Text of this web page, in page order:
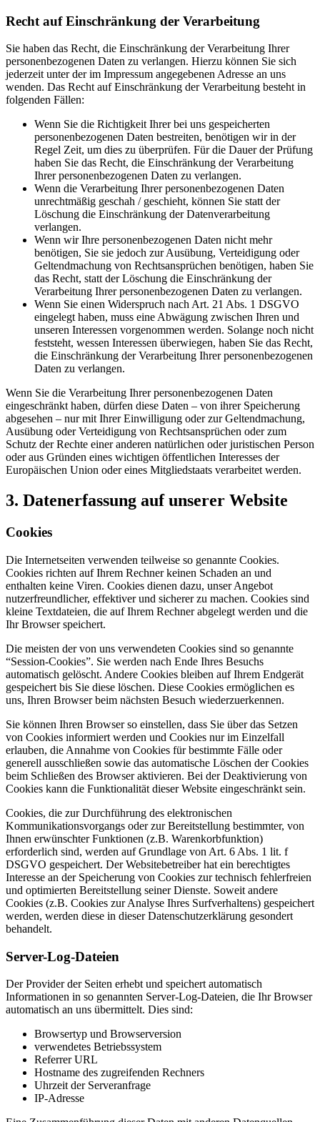
Recht auf Einschränkung der Verarbeitung
Sie haben das Recht, die Einschränkung der Verarbeitung Ihrer
personenbezogenen Daten zu verlangen. Hierzu können Sie sich
jederzeit unter der im Impressum angegebenen Adresse an uns
wenden. Das Recht auf Einschränkung der Verarbeitung besteht in
folgenden Fällen:
Wenn Sie die Richtigkeit Ihrer bei uns gespeicherten
personenbezogenen Daten bestreiten, benötigen wir in der
Regel Zeit, um dies zu überprüfen. Für die Dauer der Prüfung
haben Sie das Recht, die Einschränkung der Verarbeitung
Ihrer personenbezogenen Daten zu verlangen.
Wenn die Verarbeitung Ihrer personenbezogenen Daten
unrechtmäßig geschah / geschieht, können Sie statt der
Löschung die Einschränkung der Datenverarbeitung
verlangen.
Wenn wir Ihre personenbezogenen Daten nicht mehr
benötigen, Sie sie jedoch zur Ausübung, Verteidigung oder
Geltendmachung von Rechtsansprüchen benötigen, haben Sie
das Recht, statt der Löschung die Einschränkung der
Verarbeitung Ihrer personenbezogenen Daten zu verlangen.
Wenn Sie einen Widerspruch nach Art. 21 Abs. 1 DSGVO
eingelegt haben, muss eine Abwägung zwischen Ihren und
unseren Interessen vorgenommen werden. Solange noch nicht
feststeht, wessen Interessen überwiegen, haben Sie das Recht,
die Einschränkung der Verarbeitung Ihrer personenbezogenen
Daten zu verlangen.
Wenn Sie die Verarbeitung Ihrer personenbezogenen Daten
eingeschränkt haben, dürfen diese Daten – von ihrer Speicherung
abgesehen – nur mit Ihrer Einwilligung oder zur Geltendmachung,
Ausübung oder Verteidigung von Rechtsansprüchen oder zum
Schutz der Rechte einer anderen natürlichen oder juristischen Person
oder aus Gründen eines wichtigen öffentlichen Interesses der
Europäischen Union oder eines Mitgliedstaats verarbeitet werden.
3. Datenerfassung auf unserer Website
Cookies
Die Internetseiten verwenden teilweise so genannte Cookies.
Cookies richten auf Ihrem Rechner keinen Schaden an und
enthalten keine Viren. Cookies dienen dazu, unser Angebot
nutzerfreundlicher, effektiver und sicherer zu machen. Cookies sind
kleine Textdateien, die auf Ihrem Rechner abgelegt werden und die
Ihr Browser speichert.
Die meisten der von uns verwendeten Cookies sind so genannte
“Session-Cookies”. Sie werden nach Ende Ihres Besuchs
automatisch gelöscht. Andere Cookies bleiben auf Ihrem Endgerät
gespeichert bis Sie diese löschen. Diese Cookies ermöglichen es
uns, Ihren Browser beim nächsten Besuch wiederzuerkennen.
Sie können Ihren Browser so einstellen, dass Sie über das Setzen
von Cookies informiert werden und Cookies nur im Einzelfall
erlauben, die Annahme von Cookies für bestimmte Fälle oder
generell ausschließen sowie das automatische Löschen der Cookies
beim Schließen des Browser aktivieren. Bei der Deaktivierung von
Cookies kann die Funktionalität dieser Website eingeschränkt sein.
Cookies, die zur Durchführung des elektronischen
Kommunikationsvorgangs oder zur Bereitstellung bestimmter, von
Ihnen erwünschter Funktionen (z.B. Warenkorbfunktion)
erforderlich sind, werden auf Grundlage von Art. 6 Abs. 1 lit. f
DSGVO gespeichert. Der Websitebetreiber hat ein berechtigtes
Interesse an der Speicherung von Cookies zur technisch fehlerfreien
und optimierten Bereitstellung seiner Dienste. Soweit andere
Cookies (z.B. Cookies zur Analyse Ihres Surfverhaltens) gespeichert
werden, werden diese in dieser Datenschutzerklärung gesondert
behandelt.
Server-Log-Dateien
Der Provider der Seiten erhebt und speichert automatisch
Informationen in so genannten Server-Log-Dateien, die Ihr Browser
automatisch an uns übermittelt. Dies sind:
Browsertyp und Browserversion
verwendetes Betriebssystem
Referrer URL
Hostname des zugreifenden Rechners
Uhrzeit der Serveranfrage
IP-Adresse